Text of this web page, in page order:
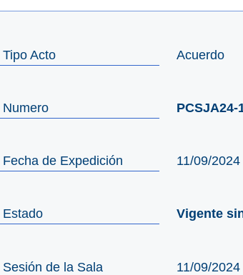
Tipo Acto Acuerdo
Numero PCSJA24-
Fecha de Expedición 11/09/2024
Estado Vigente
Sesión de la Sala
11/09/2024